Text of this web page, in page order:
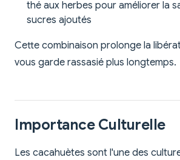
thé aux herbes pour améliorer la
sucres ajoutés
Cette combinaison prolonge la
vous garde rassasié plus longtemps.
Importance Culturelle
Les cacahuètes sont l'une des